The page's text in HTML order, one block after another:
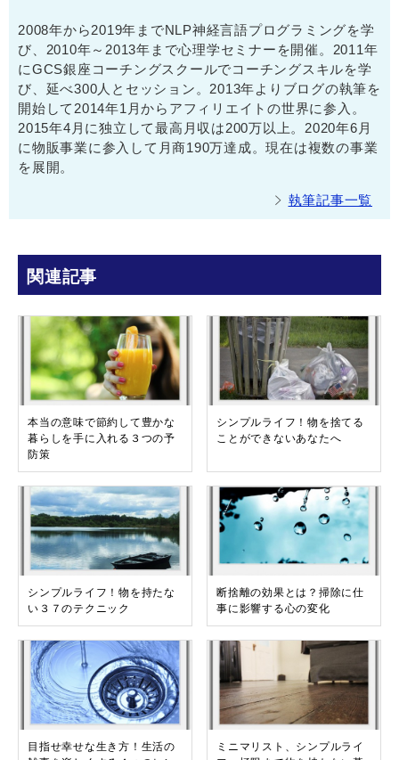
2008年から2019年までNLP神経言語プログラミングを学
び、2010年～2013年まで心理学セミナーを開催。2011年
にGCS銀座コーチングスクールでコーチングスキルを学
び、延べ300人とセッション。2013年よりブログの執筆を
開始して2014年1月からアフィリエイトの世界に参入。
2015年4月に独立して最高月収は200万以上。2020年6月
に物販事業に参入して月商190万達成。現在は複数の事業
を展開。
執筆記事一覧
関連記事
本当の意味で節約して豊かな
暮らしを手に入れる３つの予
防策
シンプルライフ！物を捨てる
ことができないあなたへ
シンプルライフ！物を持たな
い３７のテクニック
断捨離の効果とは？掃除に仕
事に影響する心の変化
目指せ幸せな生き方！生活の
ミニマリスト、シンプルライ